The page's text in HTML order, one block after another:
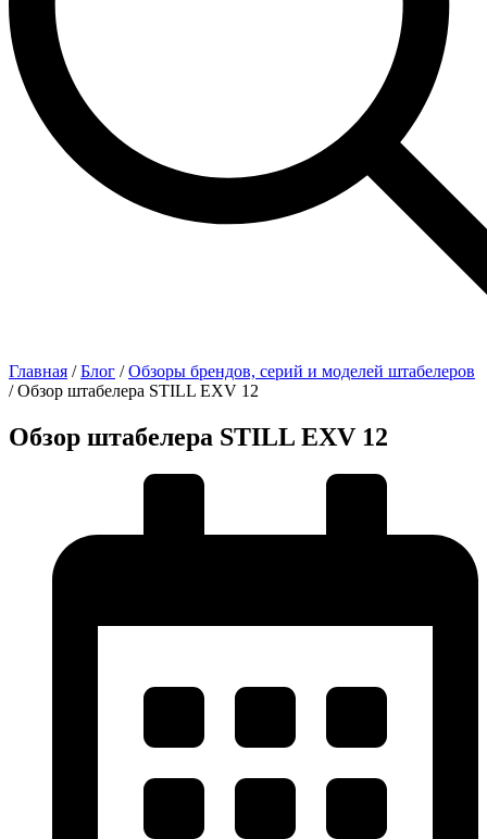
Главная /Блог /Обзоры брендов, серий и моделей штабелеров
/Обзор штабелера STILL EXV 12
Обзор штабелера STILL EXV 12